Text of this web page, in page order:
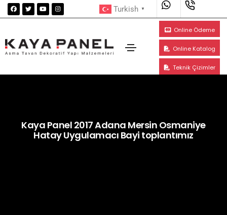
Turkish ▼
Online Ödeme
Online Katalog
Teknik Çizimler
Kaya Panel 2017 Adana Mersin Osmaniye
Hatay Uygulamacı Bayi toplantımız